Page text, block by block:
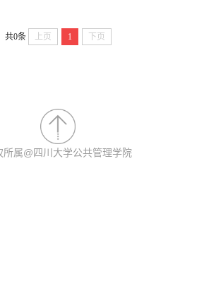
共0条 上页 1 下页
所属@四川大学公共管理学院